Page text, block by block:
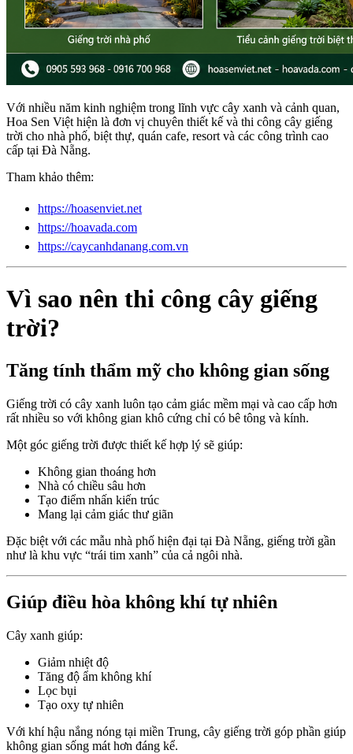
Với nhiều năm kinh nghiệm trong lĩnh vực cây xanh và cảnh quan,
Hoa Sen Việt hiện là đơn vị chuyên thiết kế và thi công cây giếng
trời cho nhà phố, biệt thự, quán cafe, resort và các công trình cao
cấp tại Đà Nẵng.
Tham khảo thêm:
https://hoasenviet.net
https://hoavada.com
https://caycanhdanang.com.vn
Vì sao nên thi công cây giếng
trời?
Tăng tính thẩm mỹ cho không gian sống
Giếng trời có cây xanh luôn tạo cảm giác mềm mại và cao cấp hơn
rất nhiều so với không gian khô cứng chỉ có bê tông và kính.
Một góc giếng trời được thiết kế hợp lý sẽ giúp:
Không gian thoáng hơn
Nhà có chiều sâu hơn
Tạo điểm nhấn kiến trúc
Mang lại cảm giác thư giãn
Đặc biệt với các mẫu nhà phố hiện đại tại Đà Nẵng, giếng trời gần
như là khu vực “trái tim xanh” của cả ngôi nhà.
Giúp điều hòa không khí tự nhiên
Cây xanh giúp:
Giảm nhiệt độ
Tăng độ ẩm không khí
Lọc bụi
Tạo oxy tự nhiên
Với khí hậu nắng nóng tại miền Trung, cây giếng trời góp phần giúp
không gian sống mát hơn đáng kể.